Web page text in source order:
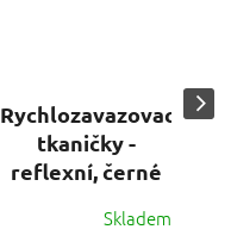
Rychlozavazovací
tkaničky -
reflexní, černé
Skladem